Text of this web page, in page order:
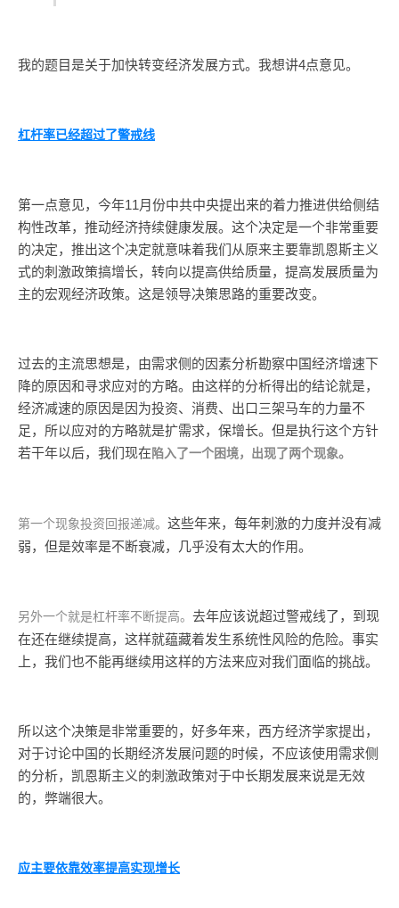
我的题目是关于加快转变经济发展方式。我想讲4点意见。
杠杆率已经超过了警戒线
第一点意见，今年11月份中共中央提出来的着力推进供给侧结
构性改革，推动经济持续健康发展。这个决定是一个非常重要
的决定，推出这个决定就意味着我们从原来主要靠凯恩斯主义
式的刺激政策搞增长，转向以提高供给质量，提高发展质量为
主的宏观经济政策。这是领导决策思路的重要改变。
过去的主流思想是，由需求侧的因素分析勘察中国经济增速下
降的原因和寻求应对的方略。由这样的分析得出的结论就是，
经济减速的原因是因为投资、消费、出口三架马车的力量不
足，所以应对的方略就是扩需求，保增长。但是执行这个方针
若干年以后，我们现在陷入了一个困境，出现了两个现象。
第一个现象投资回报递减。 这些年来，每年刺激的力度并没有减
弱，但是效率是不断衰减，几乎没有太大的作用。
另外一个就是杠杆率不断提高。 去年应该说超过警戒线了，到现
在还在继续提高，这样就蕴藏着发生系统性风险的危险。事实
上，我们也不能再继续用这样的方法来应对我们面临的挑战。
所以这个决策是非常重要的，好多年来，西方经济学家提出，
对于讨论中国的长期经济发展问题的时候，不应该使用需求侧
的分析，凯恩斯主义的刺激政策对于中长期发展来说是无效
的，弊端很大。
应主要依靠效率提高实现增长